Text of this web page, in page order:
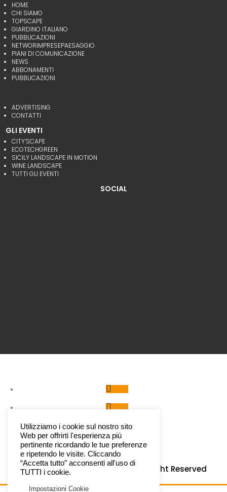
HOME
CHI SIAMO
TOPSCAPE
GIARDINO ITALIANO
PUBBLICAZIONI
NETWORIMPRESEPAESAGGIO
PIANI DI COMUNICAZIONE
NEWS
ABBONAMENTI
PUBBLICAZIONI
ADVERTISING
CONTATTI
GLI EVENTI
CITY’SCAPE
ECOTECHGREEN
SICILY LANDSCAPE IN MOTION
WINE LANDSCAPE
TUTTI GLI EVENTI
SOCIAL
Segui
Segui
Segui
Copyright © 2022 –PaysageAll Right Reserved
Utilizziamo i cookie sul nostro sito
Web per offrirti l'esperienza più
pertinente ricordando le tue preferenze
e ripetendo le visite. Cliccando
“Accetta tutto” acconsenti all'uso di
TUTTI i cookie.
Impostazioni Cookie